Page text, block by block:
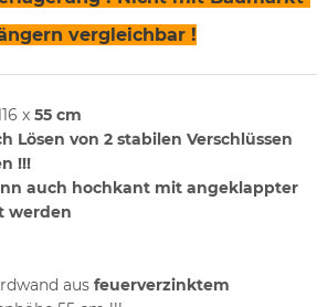
vergleichbar !
x 55 cm
Lösen von 2 stabilen Verschlüssen
!!!
auch hochkant mit angeklappter
werden
aus feuerverzinktem